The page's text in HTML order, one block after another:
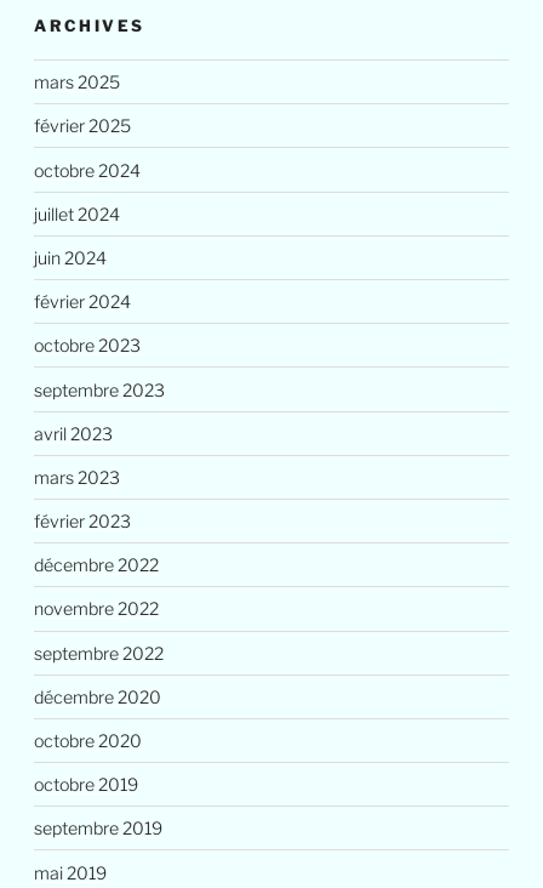
ARCHIVES
mars 2025
février 2025
octobre 2024
juillet 2024
juin 2024
février 2024
octobre 2023
septembre 2023
avril 2023
mars 2023
février 2023
décembre 2022
novembre 2022
septembre 2022
décembre 2020
octobre 2020
octobre 2019
septembre 2019
mai 2019